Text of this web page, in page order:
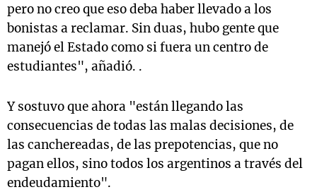
pero no creo que eso deba haber llevado a los
bonistas a reclamar. Sin duas, hubo gente que
manejó el Estado como si fuera un centro de
estudiantes", añadió. .
Y sostuvo que ahora "están llegando las
consecuencias de todas las malas decisiones, de
las canchereadas, de las prepotencias, que no
pagan ellos, sino todos los argentinos a través del
endeudamiento".